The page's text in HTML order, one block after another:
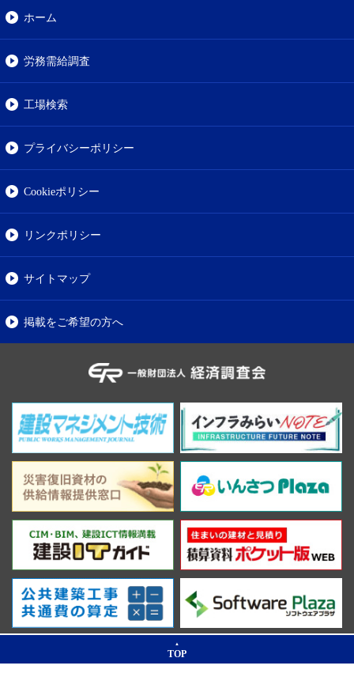
ホーム
労務需給調査
工場検索
プライバシーポリシー
Cookieポリシー
リンクポリシー
サイトマップ
掲載をご希望の方へ
TOP